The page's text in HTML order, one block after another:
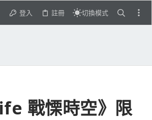
登入 註冊 切換模式
戰慄時空》限